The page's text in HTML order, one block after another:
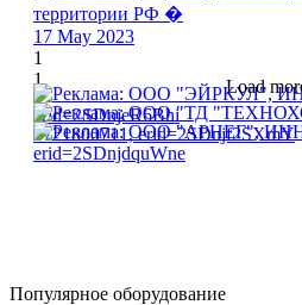
территории РФ �
17 May 2023
1
1
Load
Популярное оборудование